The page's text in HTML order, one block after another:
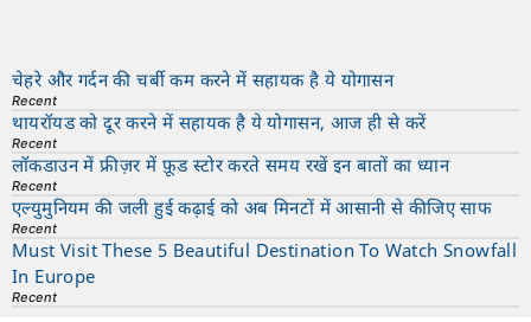
चेहरे और गर्दन की चर्बी कम करने में सहायक है ये योगासन
Recent
थायरॉयड को दूर करने में सहायक है ये योगासन, आज ही से करें
Recent
लॉकडाउन में फ्रीज़र में फ़ूड स्टोर करते समय रखें इन बातों का ध्यान
Recent
एल्युमुनियम की जली हुई कढ़ाई को अब मिनटों में आसानी से कीजिए साफ
Recent
Must Visit These 5 Beautiful Destination To Watch Snowfall
In Europe
Recent